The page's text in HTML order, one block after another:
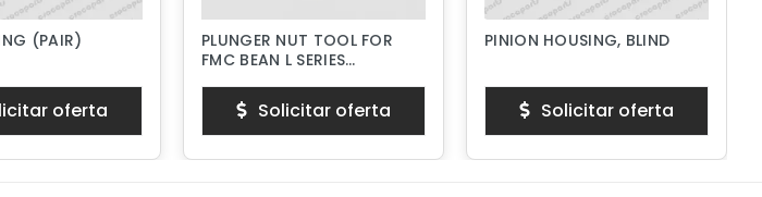
(PAIR)
oferta
PLUNGER NUT TOOL FOR
FMC BEAN L SERIES
Solicitar oferta
PINION HOUSING, BLIND
Solicitar oferta